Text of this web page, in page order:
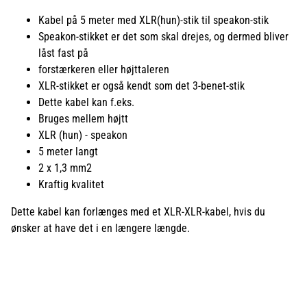
Kabel på 5 meter med XLR(hun)-stik til speakon-stik
Speakon-stikket er det som skal drejes, og dermed bliver
låst fast på
forstærkeren eller højttaleren
XLR-stikket er også kendt som det 3-benet-stik
Dette kabel kan f.eks.
Bruges mellem højtt
XLR (hun) - speakon
5 meter langt
2 x 1,3 mm2
Kraftig kvalitet
Dette kabel kan forlænges med et XLR-XLR-kabel, hvis du
ønsker at have det i en længere længde.